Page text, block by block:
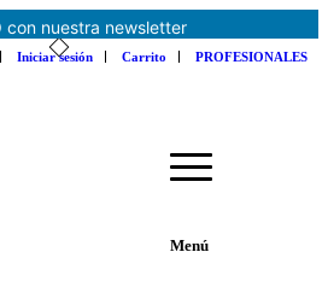
España (península)
Iniciar sesión Carrito PROFESIONALES
Menú